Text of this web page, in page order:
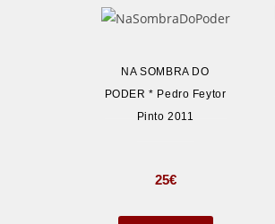
NA SOMBRA DO
PODER * Pedro Feytor
Pinto 2011
25€